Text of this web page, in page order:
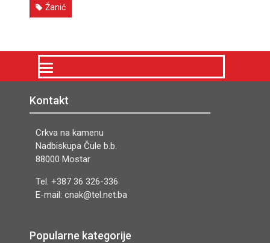
Žanić
Kontakt
Crkva na kamenu
Nadbiskupa Čule b.b.
88000 Mostar
Tel. +387 36 326-336
E-mail: cnak@tel.net.ba
Popularne kategorije